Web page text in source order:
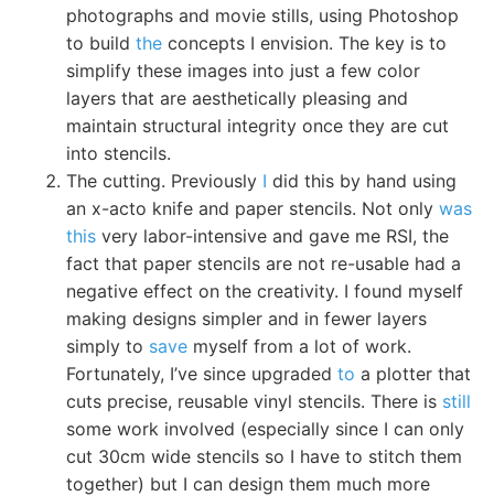
photographs and movie stills, using Photoshop
to build the concepts I envision. The key is to
simplify these images into just a few color
layers that are aesthetically pleasing and
maintain structural integrity once they are cut
into stencils.
The cutting. Previously I did this by hand using
an x-acto knife and paper stencils. Not only was
this very labor-intensive and gave me RSI, the
fact that paper stencils are not re-usable had a
negative effect on the creativity. I found myself
making designs simpler and in fewer layers
simply to save myself from a lot of work.
Fortunately, I’ve since upgraded to a plotter that
cuts precise, reusable vinyl stencils. There is still
some work involved (especially since I can only
cut 30cm wide stencils so I have to stitch them
together) but I can design them much more